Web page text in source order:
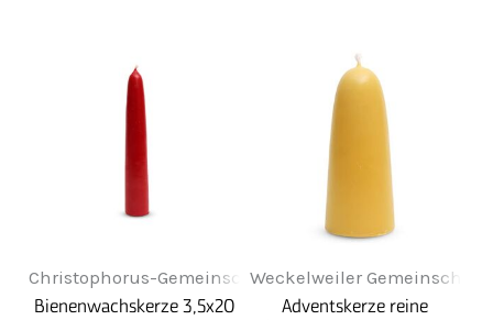
Christophorus-Gemeinschaft
Bienenwachskerze 3,5x20
Weckelweiler
Adventskerze reine